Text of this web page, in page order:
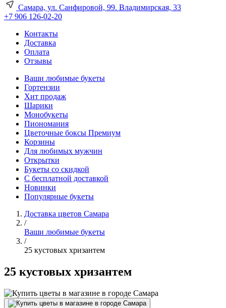
Самара, ул. Санфировой, 99. Владимирская, 33
+7 906 126-02-20
Контакты
Доставка
Оплата
Отзывы
Ваши любимые букеты
Гортензии
Хит продаж
Шарики
Монобукеты
Пиономания
Цветочные боксы Премиум
Корзины
Для любимых мужчин
Открытки
Букеты со скидкой
С бесплатной доставкой
Новинки
Популярные букеты
Доставка цветов Самара
/
Ваши любимые букеты
/
25 кустовых хризантем
25 кустовых хризантем